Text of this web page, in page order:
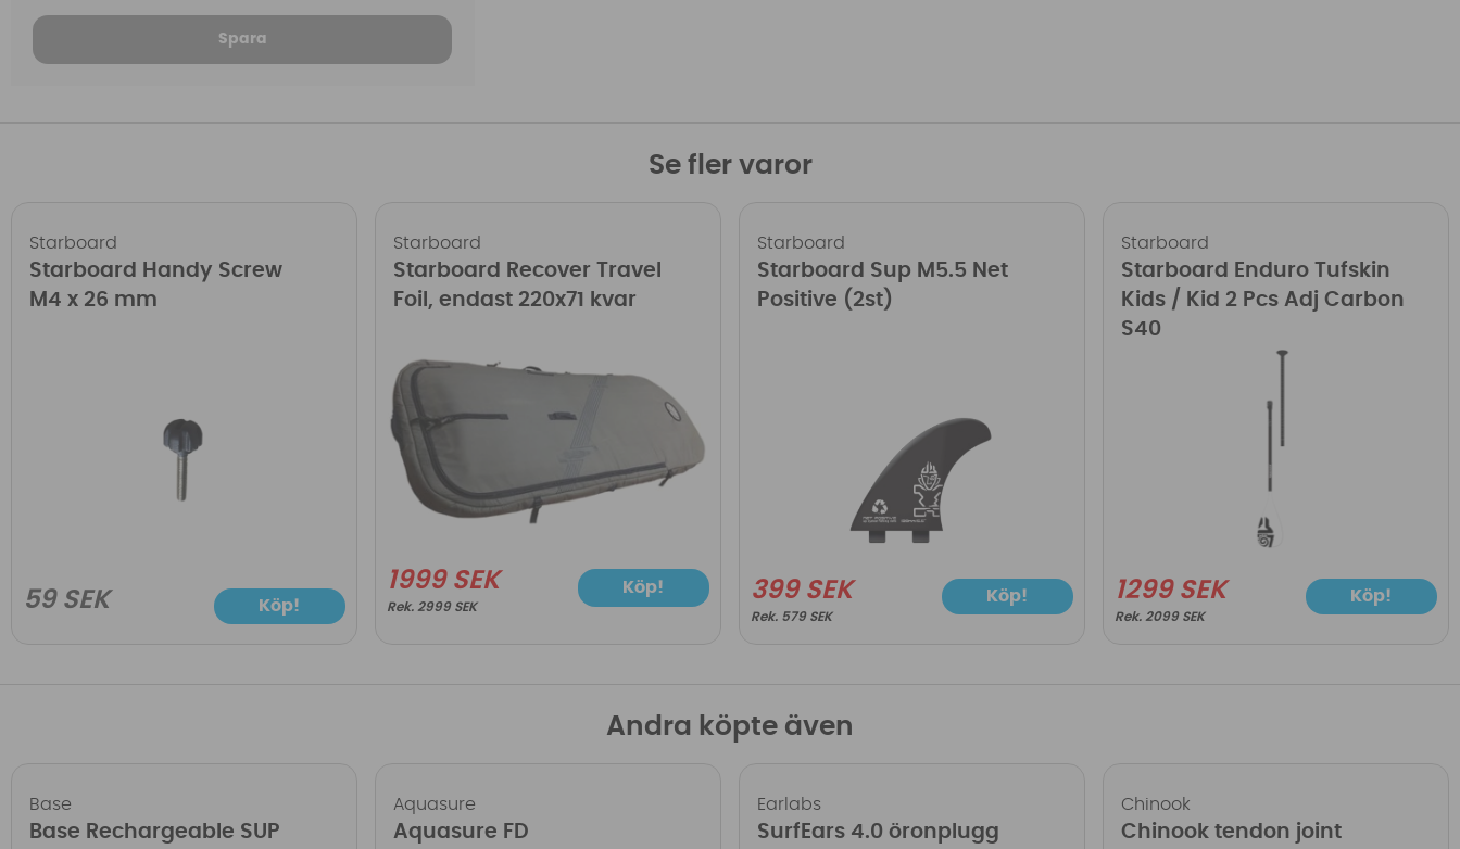
Spara
Se fler varor
Starboard
Starboard Handy Screw
M4 x 26 mm
59 SEK Köp!
Starboard
Starboard Recover Travel
Foil, endast 220x71 kvar
1999 SEK
2999 SEK
Köp!
Starboard
Starboard Sup M5.5 Net
Positive (2st)
399 SEK
579 SEK
Köp!
Starboard
Starboard Enduro Tufskin
Kids / Kid 2 Pcs Adj Carbon
S40
1299 SEK
2099 SEK
Köp!
Andra köpte även
Base
Base Rechargeable SUP
Aquasure
Aquasure FD
Earlabs
SurfEars 4.0 öronplugg
Chinook
Chinook tendon joint